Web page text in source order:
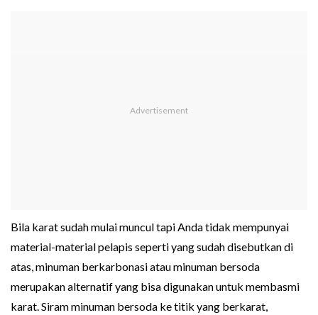
Bila karat sudah mulai muncul tapi Anda tidak mempunyai
material-material pelapis seperti yang sudah disebutkan di
atas, minuman berkarbonasi atau minuman bersoda
merupakan alternatif yang bisa digunakan untuk membasmi
karat. Siram minuman bersoda ke titik yang berkarat,